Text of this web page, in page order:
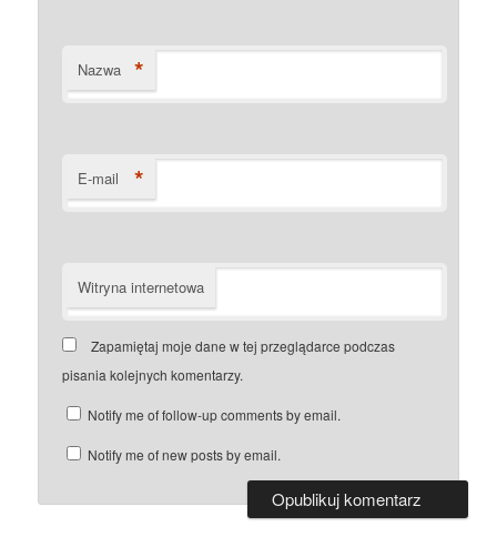
Nazwa *
E-mail *
Witryna internetowa
Zapamiętaj moje dane w tej przeglądarce podczas
pisania kolejnych komentarzy.
Notify me of follow-up comments by email.
Notify me of new posts by email.